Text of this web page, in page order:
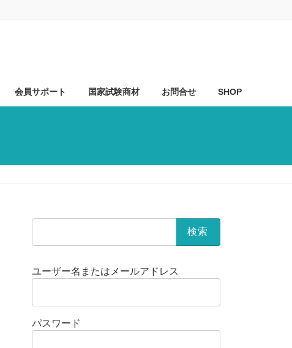
会員サポート 国家試験商材 お問合せ SHOP
ユーザー名またはメールアドレス
パスワード